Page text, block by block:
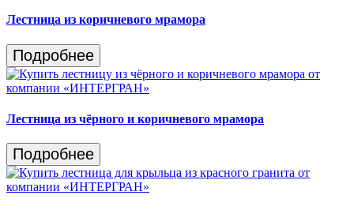
Лестница из коричневого мрамора
Подробнее
Лестница из чёрного и коричневого мрамора
Подробнее